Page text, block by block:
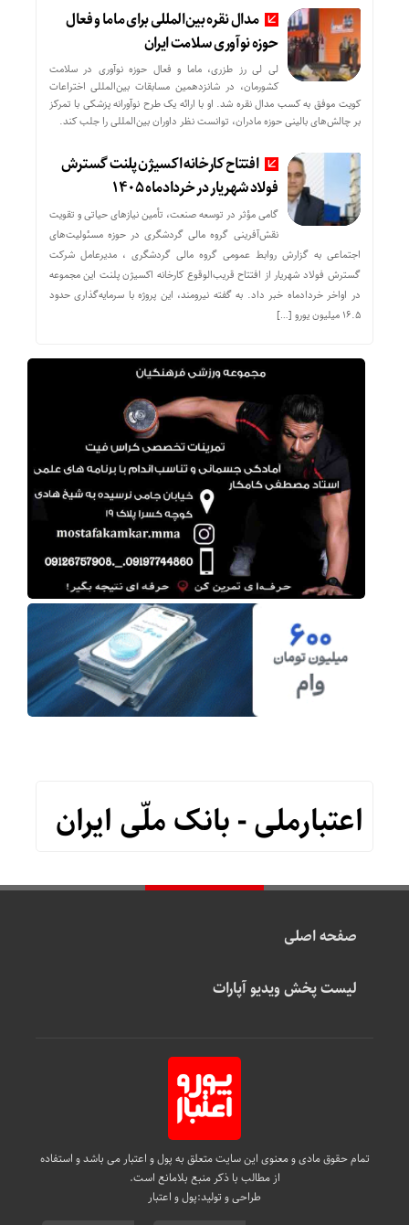
مدال نقره بین‌المللی برای ماما و فعال
حوزه نوآوری سلامت ایران
لی لی رز طزری، ماما و فعال حوزه نوآوری در سلامت
کشورمان، در شانزدهمین مسابقات بین‌المللی اختراعات
کویت موفق به کسب مدال نقره شد. او با ارائه یک طرح نوآورانه پزشکی با تمرکز
بر چالش‌های بالینی حوزه مادران، توانست نظر داوران بین‌المللی را جلب کند.
افتتاح کارخانه اکسیژن پلنت گسترش
فولاد شهریار در خردادماه ۱۴۰۵
گامی مؤثر در توسعه صنعت، تأمین نیازهای حیاتی و تقویت
نقش‌آفرینی گروه مالی گردشگری در حوزه مسئولیت‌های
اجتماعی به گزارش روابط عمومی گروه مالی گردشگری ، مدیرعامل شرکت
گسترش فولاد شهریار از افتتاح قریب‌الوقوع کارخانه اکسیژن پلنت این مجموعه
در اواخر خردادماه خبر داد. به گفته نیرومند، این پروژه با سرمایه‌گذاری حدود
۱۶.۵ میلیون یورو […]
اعتبارملی - بانک ملّی ایران
صفحه اصلی
لیست پخش ویدیو آپارات
تمام حقوق مادی و معنوی این سایت متعلق به پول و اعتبار می باشد و استفاده
از مطالب با ذکر منبع بلامانع است.
طراحی و تولید:پول و اعتبار